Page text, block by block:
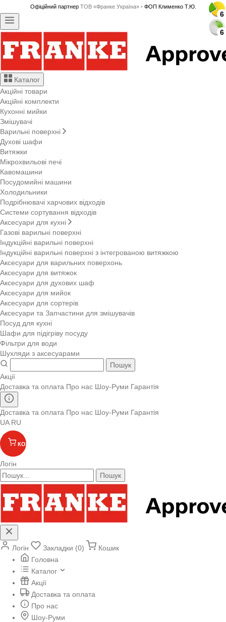
Офіційний партнер ТОВ «Франке Україна»- ФОП Клименко Т.Ю.
Каталог
Акційні товари
Акційні комплекти
Кухонні мийки
Змішувачі
Варильні поверхні
Духові шафи
Витяжки
Мікрохвильові печі
Кавомашини
Посудомийні машини
Холодильники
Подрібнювачі харчових відходів
Системи сортування відходів
Аксесуари для кухні
Газові варильні поверхні
Індукційні варильні поверхні
Індукційні варильні поверхні з інтегрованою витяжкою
Аксесуари для варильних поверхонь
Аксесуари для витяжок
Аксесуари для духових шаф
Аксесуари для мийок
Аксесуари для сортерів
Аксесуари та Запчастини для змішувачів
Посуд для кухні
Шафи для підігріву посуду
Фільтри для води
Шухляди з аксесуарами
Пошук
Акції
Доставка та оплата Про нас Шоу-Руми Гарантія
Доставка та оплата Про нас Шоу-Руми Гарантія
UA RU
КОШИК
Логін
Пошук
Логін Закладки (0)
Кошик
Головна
Каталог
Акції
Доставка та оплата
Про нас
Шоу-Руми
6
6
6
6
6
6
6
6
6
6
6
6
6
6
6
6
6
6
6
6
6
6
6
6